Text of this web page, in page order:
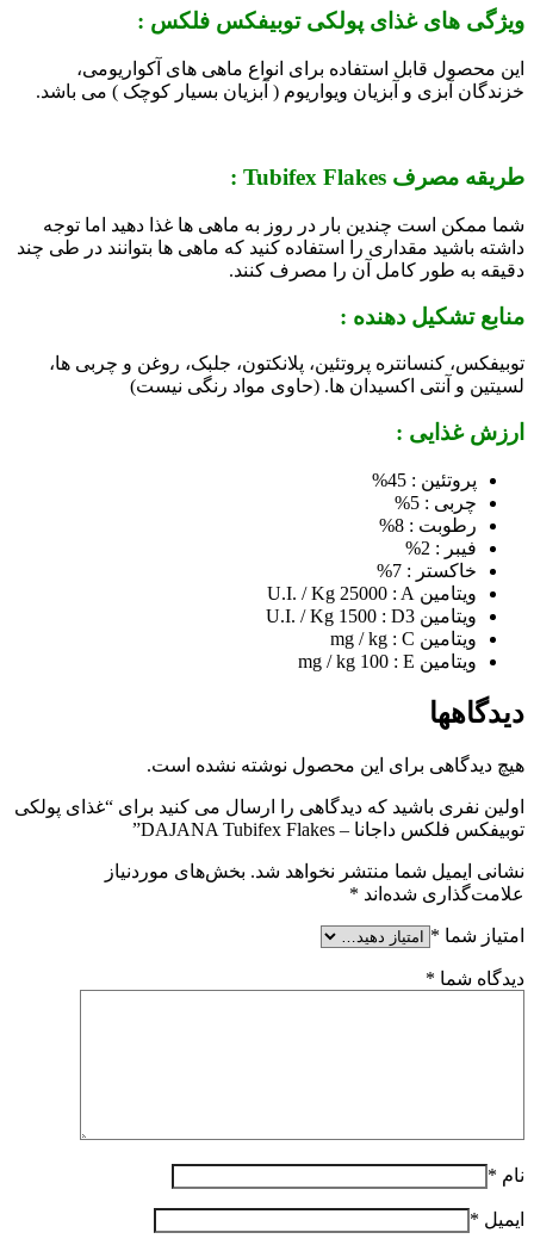
ویژگی های غذای پولکی توبیفکس فلکس :
این محصول قابل استفاده برای انواع ماهی های آکواریومی،
خزندگان آبزی و آبزیان ویواریوم ( آبزیان بسیار کوچک ) می باشد.
طریقه مصرف Tubifex Flakes :
شما ممکن است چندین بار در روز به ماهی ها غذا دهید اما توجه
داشته باشید مقداری را استفاده کنید که ماهی ها بتوانند در طی چند
دقیقه به طور کامل آن را مصرف کنند.
منابع تشکیل دهنده :
توبیفکس، کنسانتره پروتئین، پلانکتون، جلبک، روغن و چربی ها،
لسیتین و آنتی اکسیدان ها. (حاوی مواد رنگی نیست)
ارزش غذایی :
پروتئین : 45%
چربی : 5%
رطوبت : 8%
فیبر : 2%
خاکستر : 7%
ویتامین U.I. / Kg 25000 : A
ویتامین U.I. / Kg 1500 : D3
ویتامین mg / kg : C
ویتامین mg / kg 100 : E
دیدگاهها
هیچ دیدگاهی برای این محصول نوشته نشده است.
اولین نفری باشید که دیدگاهی را ارسال می کنید برای “غذای پولکی
توبیفکس فلکس داجانا – DAJANA Tubifex Flakes”
نشانی ایمیل شما منتشر نخواهد شد. بخش‌های موردنیاز
علامت‌گذاری شده‌اند *
امتیاز شما *
دیدگاه شما *
نام *
ایمیل *